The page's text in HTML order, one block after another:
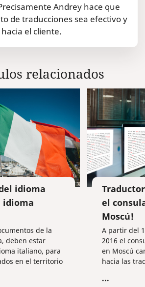
Andrey hace que
de traducciones sea efectivo y
el cliente.
relacionados
idioma
idioma
de la
deben estar
italiano, para
en el territorio
de
el
Moscú!
A partir del
2016 el
en Moscú
hacia las
...